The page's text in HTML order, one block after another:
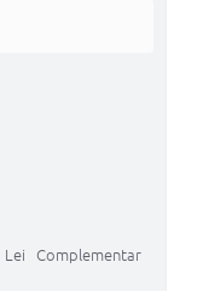
Complementar